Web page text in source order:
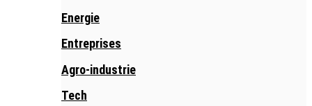
Energie
Entreprises
Agro-industrie
Tech